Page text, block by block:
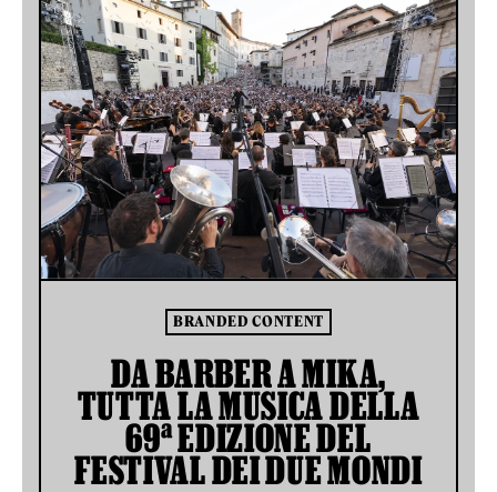
BRANDED CONTENT
DA BARBER A MIKA,
TUTTA LA MUSICA DELLA
69ª EDIZIONE DEL
FESTIVAL DEI DUE MONDI